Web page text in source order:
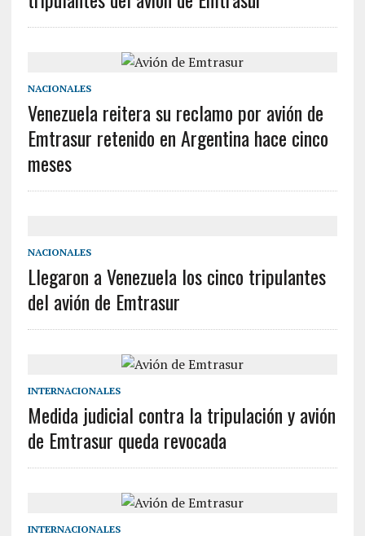
NACIONALES
Venezuela reitera su reclamo por avión de
Emtrasur retenido en Argentina hace cinco
meses
NACIONALES
Llegaron a Venezuela los cinco tripulantes
del avión de Emtrasur
INTERNACIONALES
Medida judicial contra la tripulación y avión
de Emtrasur queda revocada
INTERNACIONALES